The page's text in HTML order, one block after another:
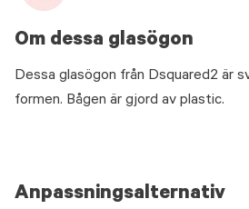
Om dessa glasögon
Dessa glasögon från Dsquared2 är
formen. Bågen är gjord av plastic.
Anpassningsalternativ